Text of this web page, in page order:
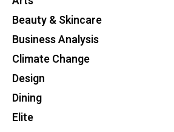
Beauty & Skincare
Business Analysis
Climate Change
Design
Dining
Elite